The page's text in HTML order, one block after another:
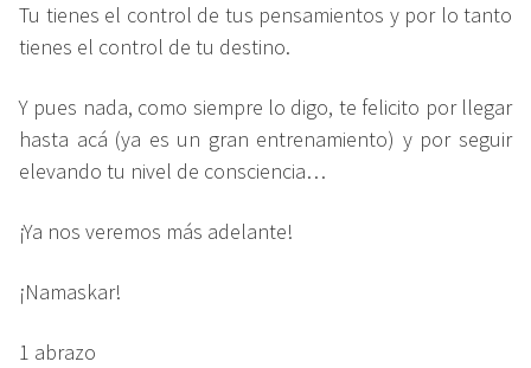
Tu tienes el control de tus pensamientos y por lo tanto
tienes el control de tu destino.
Y pues nada, como siempre lo digo, te felicito por llegar
hasta acá (ya es un gran entrenamiento) y por seguir
elevando tu nivel de consciencia…
¡Ya nos veremos más adelante!
¡Namaskar!
1 abrazo